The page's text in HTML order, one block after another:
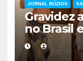
JORNAL BÚZIOS
Gravidez
no Brasil
mais